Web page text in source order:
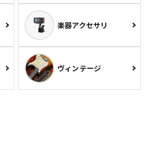
楽器アクセサリ
ヴィンテージ